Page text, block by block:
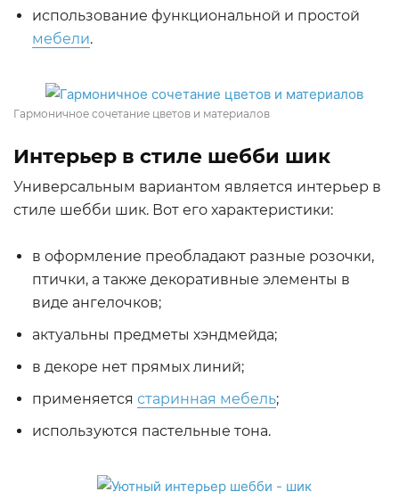
использование функциональной и простой
мебели.
Гармоничное сочетание цветов и материалов
Интерьер в стиле шебби шик
Универсальным вариантом является интерьер в
стиле шебби шик. Вот его характеристики:
в оформление преобладают разные розочки,
птички, а также декоративные элементы в
виде ангелочков;
актуальны предметы хэндмейда;
в декоре нет прямых линий;
применяется старинная мебель;
используются пастельные тона.